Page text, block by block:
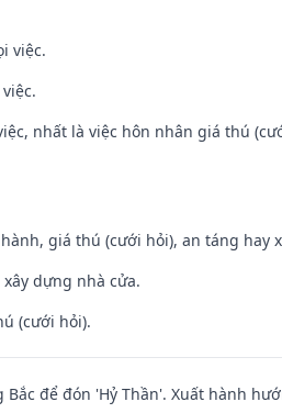
việc.
nhất là việc hôn nhân giá thú
giá thú (cưới hỏi), an táng hay
xây dựng nhà cửa.
(cưới hỏi).
để đón 'Hỷ Thần'. Xuất hành